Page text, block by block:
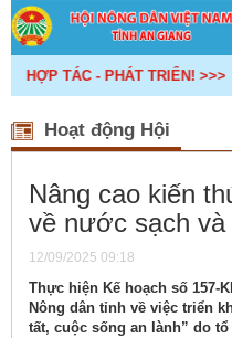
TÁC - PHÁT TRIỂN! >>>
Hoạt động Hội
Nâng cao kiến
về nước sạch
12/09/2025 09:18
Thực hiện Kế hoạch số 157-
Nông dân tỉnh về việc triển
tất, cuộc sống an lành” do